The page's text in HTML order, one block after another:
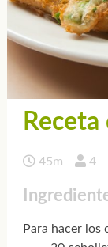
45m 4
Para hacer los